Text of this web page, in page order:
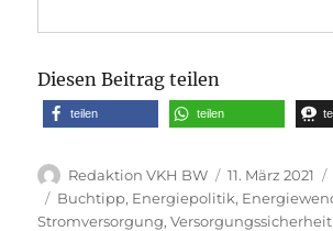
Diesen Beitrag teilen
teilen teilen
Autor
Redaktion VKH BW
Veröffentlicht
am
11. März 2021
Schlagwörter
Buchtipp, Energiepolitik,
Stromversorgung,Versorgungssicherheit